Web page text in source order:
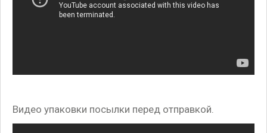
Видео упаковки посылки перед отправкой.